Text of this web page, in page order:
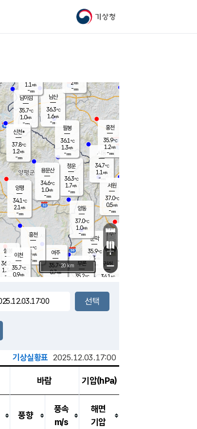
기상청
문막
35.9℃
2.3m/s
mm
남이섬
35.7℃
1.0m/s
-mm
부론
35.2℃
남산
36.3℃
1.6m/s
-mm
청운
36.3℃
1.7m/s
-mm
팔봉
36.1℃
1.3m/s
-mm
여주
35.7℃
0.7m/s
양동
37.0℃
1.0m/s
-mm
장호원
1.1 m/s
-mm
신천*
37.8℃
1.2m/s
-mm
흥천
-℃
-m/s
-mm
설봉
36.2
1.3 m/s
- mm
시동
34.7℃
1.1 m/s
- mm
귀래
34.1 ℃
서원
37.0℃
0.5m/s
-mm
용문산
34.6℃
1.0m/s
-mm
홍천
35.9℃
1.2m/s
-mm
이천
35.7℃
0.9m/s
양평
34.1℃
2.1 m/s
-mm
2m/s
-mm
+
−
20 km
기상실황표 2025.12.03.17:00
바람 기압(hPa)
풍향
풍속
m/s
해면
기압